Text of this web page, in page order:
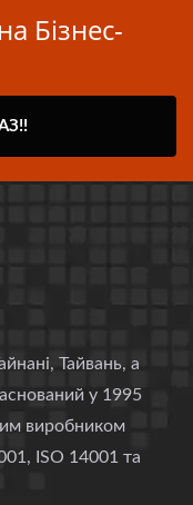
Бізнес-
Тайвань, а
у 1995
виробником
ISO 14001 та